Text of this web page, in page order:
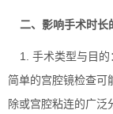
二、影响手术时长
1. 手术类型与目的
简单的宫腔镜检查可
除或宫腔粘连的广泛